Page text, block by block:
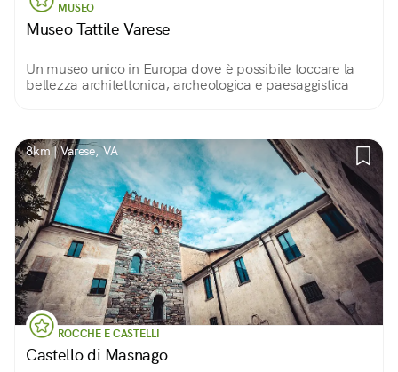
MUSEO
Museo Tattile Varese
Un museo unico in Europa dove è possibile toccare la
bellezza architettonica, archeologica e paesaggistica
8km | Varese, VA
ROCCHE E CASTELLI
Castello di Masnago